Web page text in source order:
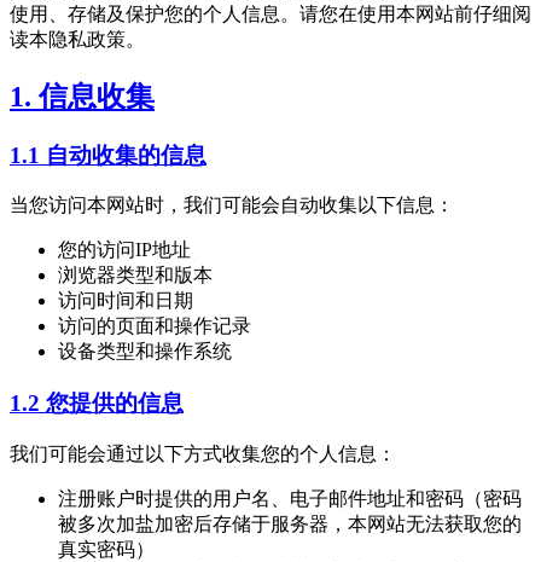
使用、存储及保护您的个人信息。请您在使用本网站前仔细阅
读本隐私政策。
1. 信息收集
1.1 自动收集的信息
当您访问本网站时，我们可能会自动收集以下信息：
您的访问IP地址
浏览器类型和版本
访问时间和日期
访问的页面和操作记录
设备类型和操作系统
1.2 您提供的信息
我们可能会通过以下方式收集您的个人信息：
注册账户时提供的用户名、电子邮件地址和密码（密码
被多次加盐加密后存储于服务器，本网站无法获取您的
真实密码）